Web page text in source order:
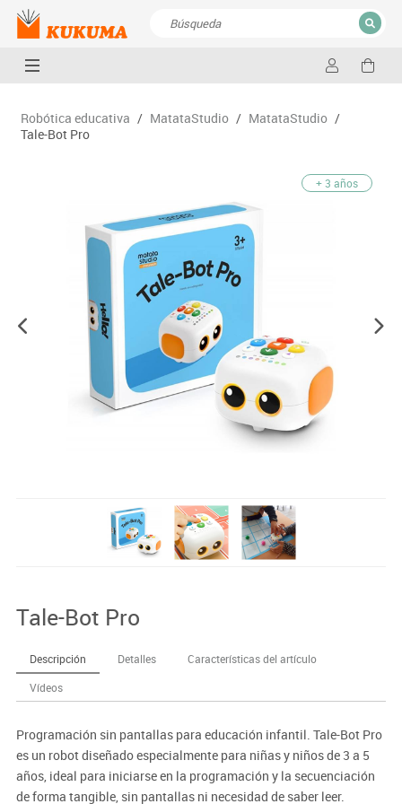
CERRAR
Robótica educativa / MatataStudio / MatataStudio /
Tale-Bot Pro
+ 3 años
Tale-Bot Pro
Descripción Detalles
Características del artículo
Vídeos
Programación sin pantallas para educación infantil. Tale-Bot Pro
es un robot diseñado especialmente para niñas y niños de 3 a 5
años, ideal para iniciarse en la programación y la secuenciación
de forma tangible, sin pantallas ni necesidad de saber leer.